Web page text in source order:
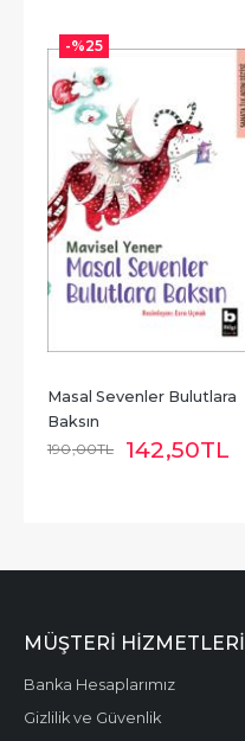
-%25
Masal Sevenler Bulutlara
Baksın
190,00TL 142,50TL
MÜŞTERI HIZMETLERI
Banka Hesaplarımız
Gizlilik ve Güvenlik